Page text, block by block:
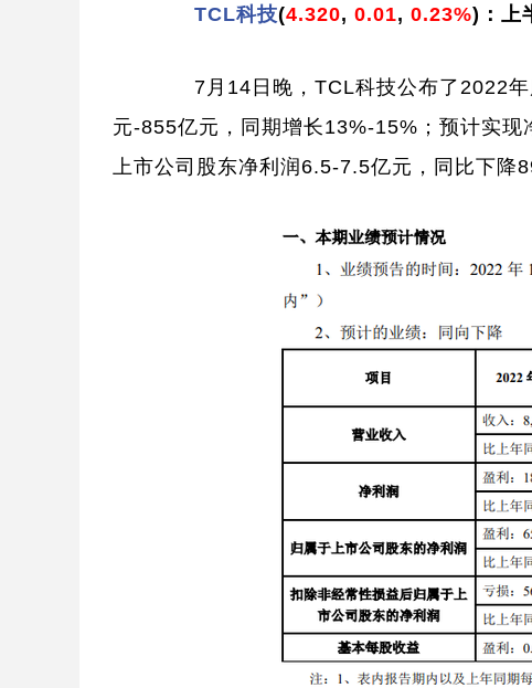
TCL科技(4.320, 0.01, 0.23%) ：
7月14日晚，TCL科技公布了2022年
元-855亿元，同期增长13%-15%；预计实
上市公司股东净利润6.5-7.5亿元，同比下降